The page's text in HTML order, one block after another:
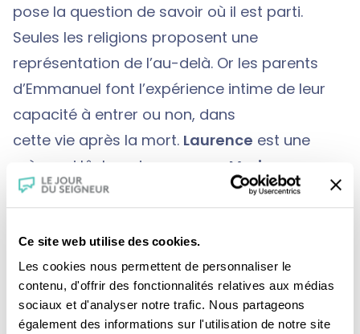
Ce site web utilise des cookies.
Les cookies nous permettent de personnaliser le
contenu, d'offrir des fonctionnalités relatives aux médias
sociaux et d'analyser notre trafic. Nous partageons
également des informations sur l'utilisation de notre site
pose la question de savoir où il est parti.
Seules les religions proposent une
représentation de l’au-delà. Or les parents
d’Emmanuel font l’expérience intime de leur
capacité à entrer ou non, dans
cette vie après la mort. Laurence est une
mère qui lâche prise,
comme Marie-
Madeleine :“Au pied de la croix, Marie, sa
l’espérance. Près du tombeau, Jésus
ressuscité qui part vers son Père, rabroue
Marie-Madeleine qui le retient. Une invitation à
lâcher prise pour entrer dans la vie de Dieu.”